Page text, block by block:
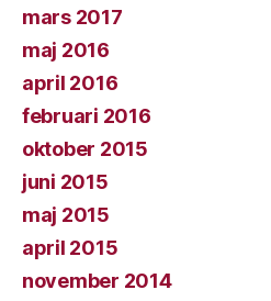
mars 2017
maj 2016
april 2016
februari 2016
oktober 2015
juni 2015
maj 2015
april 2015
november 2014